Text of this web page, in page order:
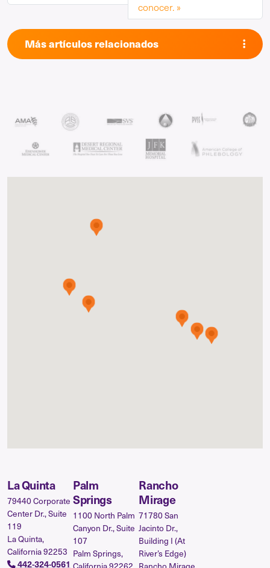
conocer.
Más artículos relacionados
La Quinta
79440 Corporate
Center Dr., Suite
119
La Quinta,
California 92253
442-324-0561
Palm
Springs
1100 North Palm
Canyon Dr., Suite
107
Palm Springs,
Rancho
Mirage
71780 San
Jacinto Dr.,
Building I (At
River’s Edge)